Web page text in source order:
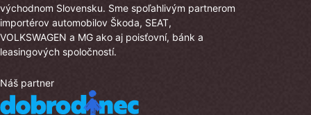
východnom Slovensku. Sme spoľahlivým partnerom
importérov automobilov Škoda, SEAT,
VOLKSWAGEN a MG ako aj poisťovní, bánk a
leasingových spoločností.
Náš partner